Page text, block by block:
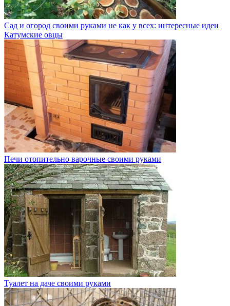
Сад и огород своими руками не как у всех: интересные идеи
Катумские овцы
Печи отопительно варочные своими руками
Туалет на даче своими руками